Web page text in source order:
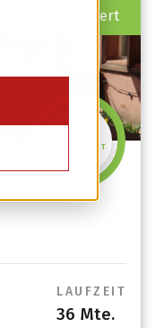
FINANZIERT
Finanziert
LAUFZEIT
36 Mte.